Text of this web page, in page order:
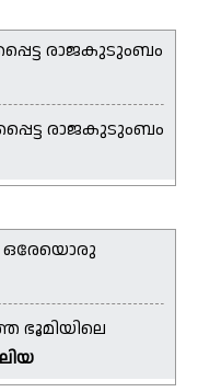
രാജകുടുംബം
രാജകുടുംബം
ഒരേയൊരു
ഭൂമിയിലെ